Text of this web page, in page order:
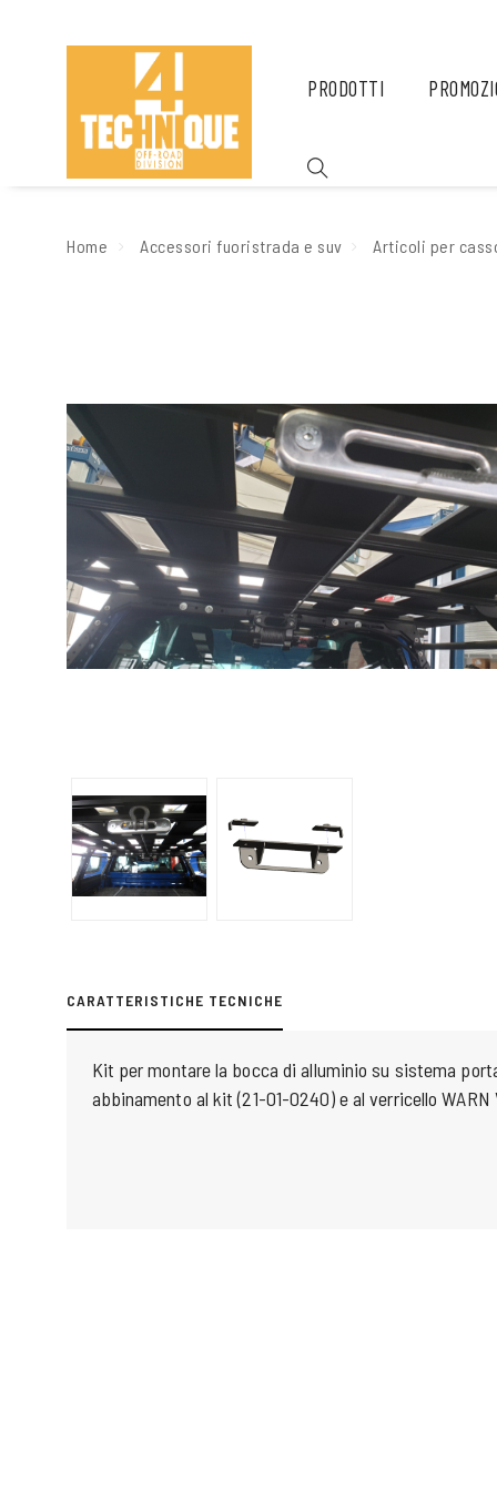
PRODOTTI
Home Accessori fuoristrada e suv Articoli per
CARATTERISTICHE TECNICHE
Kit per montare la bocca di alluminio su sistema
abbinamento al kit (21-01-0240) e al verricello WARN